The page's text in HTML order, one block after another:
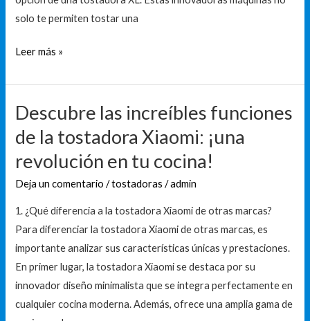
solo te permiten tostar una
Leer más »
Descubre las increíbles funciones
de la tostadora Xiaomi: ¡una
revolución en tu cocina!
Deja un comentario /tostadoras /admin
1. ¿Qué diferencia a la tostadora Xiaomi de otras marcas?
Para diferenciar la tostadora Xiaomi de otras marcas, es
importante analizar sus características únicas y prestaciones.
En primer lugar, la tostadora Xiaomi se destaca por su
innovador diseño minimalista que se integra perfectamente en
cualquier cocina moderna. Además, ofrece una amplia gama de
Descubre
las
increíbles
funciones
de